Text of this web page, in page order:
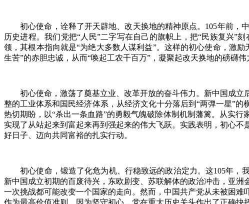
初心使命，诠释了开天辟地、改天换地的精神原点。105年前，
历史进程。我们党把“人民”二字写在自己的旗帜上，把“民族复兴”
领，其根本指向就是“为绝大多数人谋利益”。这样的初心使命，激
生苦”的赤胆忠诚，从而“唤起工农千百万”，凝聚起改天换地的磅礴
初心使命，激荡了奠基立业、改革开放的奋斗伟力。新中国成立
整的工业体系和国民经济体系，从经济文化十分落后到“两弹一星”
热切期盼，以“杀出一条血路”的勇毅气魄破除体制机制藩篱。从实
实现了从站起来到富起来再到强起来的伟大飞跃。实践表明，初心
好日子、迈向共同富裕的扎实行动。
初心使命，锻造了化危为机、行稳致远的政治定力。这105年，我
新中国成立初期的百废待兴，东欧剧变、苏联解体的政治冲击，亚
一次挑战都可能改变一个国家的走向。然而，中国共产党从未被困
作为最高价值准则。因为坚守初心，党在重大历史关头作出了正确抉